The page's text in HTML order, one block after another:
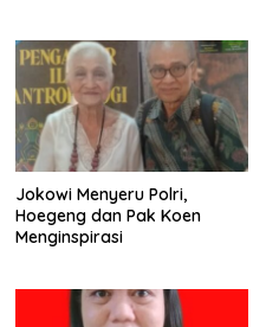
Jokowi Menyeru Polri,
Hoegeng dan Pak Koen
Menginspirasi